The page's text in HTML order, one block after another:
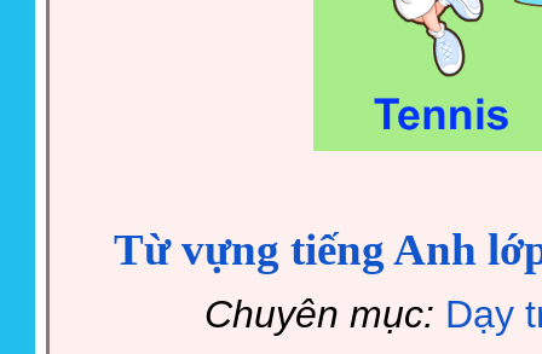
Từ vựng tiếng Anh
Chuyên mục: Dạy